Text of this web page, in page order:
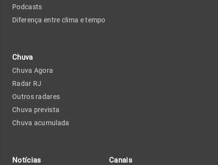
Podcasts
Diferença entre clima e tempo
Chuva
Chuva Agora
Radar RJ
Outros radares
Chuva prevista
Chuva acumulada
Notícias Canais